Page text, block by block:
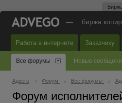
— биржа
Работа в интернете Заказчику
Все форумы Новые
Адвего Форум Все форумы
Форум